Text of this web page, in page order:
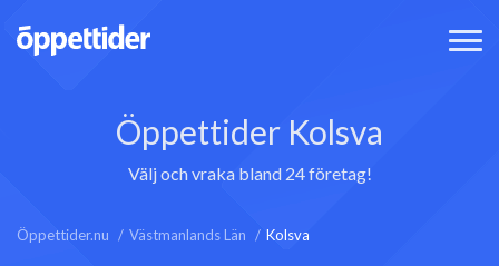
Öppettider Kolsva
Välj och vraka bland 24 företag!
Öppettider.nu Västmanlands Län Kolsva